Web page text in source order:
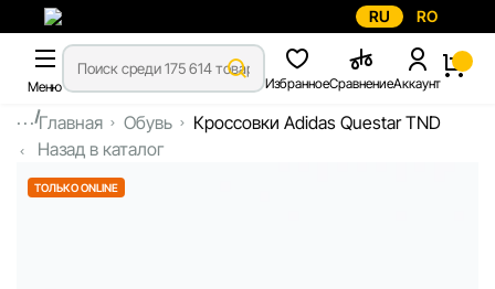
RU RO
Меню ИзбранноеСравнениеАккаунт
...Главная Обувь
Кроссовки Adidas Questar TND
Назад в каталог
ТОЛЬКО ONLINE